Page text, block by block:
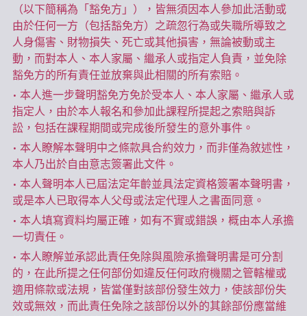
（以下簡稱為「豁免方」），皆無須因本人參加此活動或
由於任何一方（包括豁免方）之疏忽行為或失職所導致之
人身傷害、財物損失、死亡或其他損害，無論被動或主
動，而對本人、本人家屬、繼承人或指定人負責，並免除
豁免方的所有責任並放棄與此相關的所有索賠。
• 本人進一步聲明豁免方免於受本人、本人家屬、繼承人或
指定人，由於本人報名和參加此課程所提起之索賠與訴
訟，包括在課程期間或完成後所發生的意外事件。
• 本人瞭解本聲明中之條款具合約效力，而非僅為敘述性，
本人乃出於自由意志簽署此文件。
• 本人聲明本人已屆法定年齡並具法定資格簽署本聲明書，
或是本人已取得本人父母或法定代理人之書面同意。
• 本人填寫資料均屬正確，如有不實或錯誤，概由本人承擔
一切責任。
• 本人瞭解並承認此責任免除與風險承擔聲明書是可分割
的，在此所提之任何部份如違反任何政府機關之管轄權或
適用條款或法規，皆當僅對該部份發生效力，使該部份失
效或無效，而此責任免除之該部份以外的其餘部份應當維